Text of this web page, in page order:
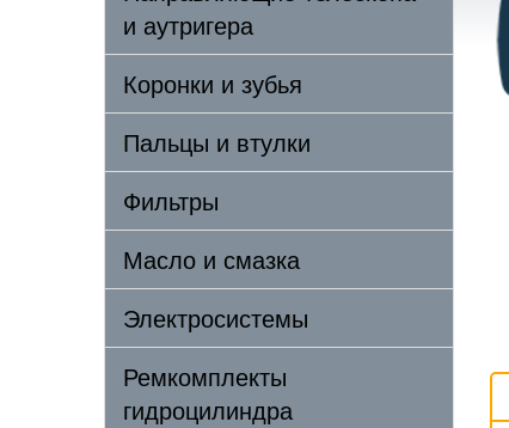
и аутригера
Коронки и зубья
Пальцы и втулки
Фильтры
Масло и смазка
Электросистемы
Ремкомплекты
гидроцилиндра